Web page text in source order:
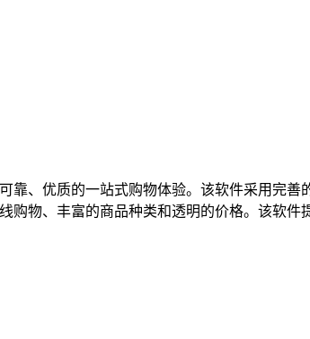
可靠、优质的一站式购物体验。该软件采用完
购物、丰富的商品种类和透明的价格。该软